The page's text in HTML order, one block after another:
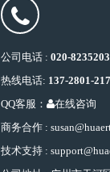
公司电话 : 020-
热线电话: 137-2801-
QQ客服：
在线咨询
商务合作 :
技术支持 :